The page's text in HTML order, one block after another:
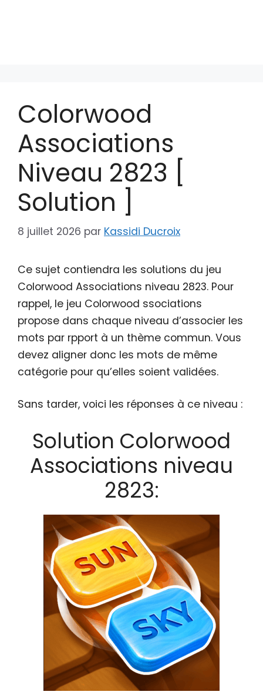
Colorwood
Associations
Niveau 2823 [
Solution ]
8 juillet 2026 par Kassidi Ducroix
Ce sujet contiendra les solutions du jeu
Colorwood Associations niveau 2823. Pour
rappel, le jeu Colorwood ssociations
propose dans chaque niveau d’associer les
mots par rpport à un thème commun. Vous
devez aligner donc les mots de même
catégorie pour qu’elles soient validées.
Sans tarder, voici les réponses à ce niveau :
Solution Colorwood
Associations niveau
2823: